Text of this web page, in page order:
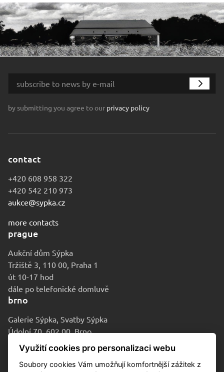
by submitting you agree to our privacy policy
contact
+420 608 958 322
+420 542 210 973
aukce@sypka.cz
more contacts
prague
Aukční dům Sýpka
Tržiště 3, 110 00, Praha 1
út 10-17 hod
dále po telefonické domluvě
brno
Galerie Sýpka, Svatby Sýpka
Údolní 70, 602 00, Brno
po-pá 9-16 hod
Využití cookies pro personalizaci webu
Soubory cookies Vám umožňují komfortnější zážitek z